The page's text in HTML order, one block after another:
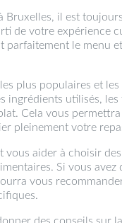
Bruxelles, il est
de votre expérience
parfaitement le menu
plus populaires et
ingrédients utilisés, les
Cela vous permettra
pleinement votre
vous aider à choisir
Si vous avez
vous